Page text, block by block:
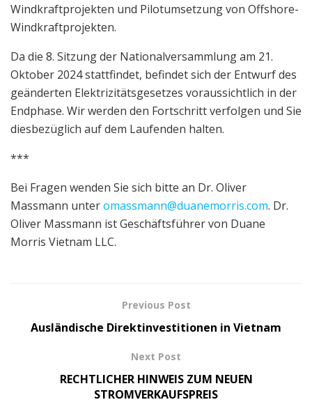
Windkraftprojekten und Pilotumsetzung von Offshore-
Windkraftprojekten.
Da die 8. Sitzung der Nationalversammlung am 21.
Oktober 2024 stattfindet, befindet sich der Entwurf des
geänderten Elektrizitätsgesetzes voraussichtlich in der
Endphase. Wir werden den Fortschritt verfolgen und Sie
diesbezüglich auf dem Laufenden halten.
***
Bei Fragen wenden Sie sich bitte an Dr. Oliver
Massmann unteromassmann@duanemorris.com. Dr.
Oliver Massmann ist Geschäftsführer von Duane
Morris Vietnam LLC.
Previous Post
Ausländische Direktinvestitionen in Vietnam
Next Post
RECHTLICHER HINWEIS ZUM NEUEN
STROMVERKAUFSPREIS